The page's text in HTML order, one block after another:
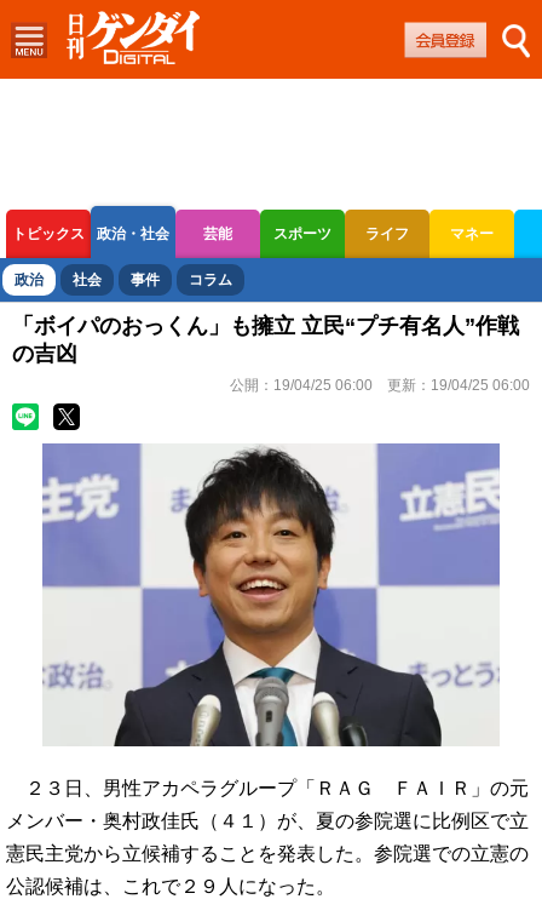
トピックス 政治・社会 芸能 スポーツ ライフ マネー
ボートレース 競輪 オートレース
政治 社会 事件 コラム
「ボイパのおっくん」も擁立 立民“プチ有名人”作戦
の吉凶
公開： 19/04/25 06:00 更新： 19/04/25 06:00
２３日、男性アカペラグループ「ＲＡＧ ＦＡＩＲ」の元
メンバー・奥村政佳氏（４１）が、夏の参院選に比例区で立
憲民主党から立候補することを発表した。参院選での立憲の
公認候補は、これで２９人になった。